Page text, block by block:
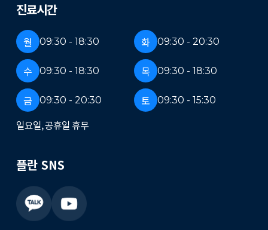
진료시간
월 09:30 - 18:30 화 09:30 - 20:30
수 09:30 - 18:30 목 09:30 - 18:30
금 09:30 - 20:30 토 09:30 - 15:30
일요일, 공휴일 휴무
플란 SNS